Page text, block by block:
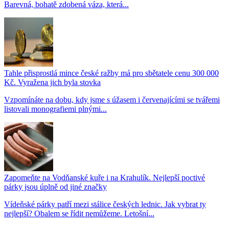
Barevná, bohatě zdobená váza, která...
Tahle přisprostlá mince české ražby má pro sbětatele cenu 300 000
Kč. Vyražena jich byla stovka
Vzpomínáte na dobu, kdy jsme s úžasem i červenajícími se tvářemi
listovali monografiemi plnými...
Zapomeňte na Vodňanské kuře i na Krahulík. Nejlepší poctivé
párky jsou úplně od jiné značky
Vídeňské párky patří mezi stálice českých lednic. Jak vybrat ty
nejlepší? Obalem se řídit nemůžeme. Letošní...